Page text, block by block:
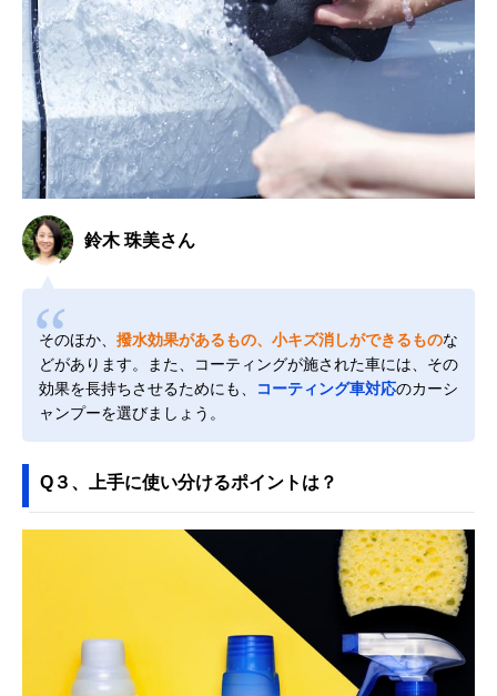
鈴木 珠美さん
そのほか、 撥水効果があるもの、小キズ消しができるものな
どがあります。また、コーティングが施された車には、その
効果を長持ちさせるためにも、
コーティング車対応のカーシ
ャンプーを選びましょう。
Q３、上手に使い分けるポイントは？